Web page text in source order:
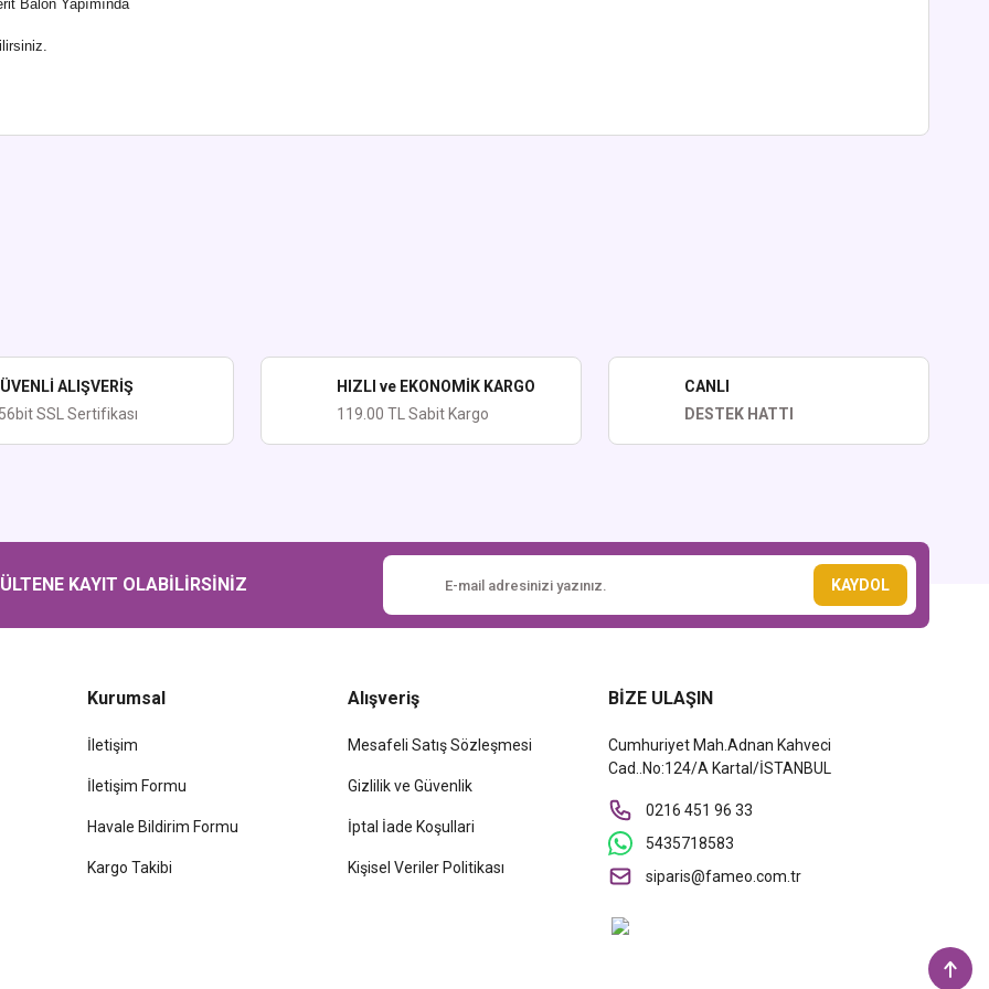
Balon Yapımında
ALIŞVERİŞ
SSL Sertifikası
HIZLI ve EKONOMİK KARGO
119.00 TL Sabit Kargo
CANLI
DESTEK HATTI
KAYIT OLABİLİRSİNİZ KAYDOL
Kurumsal
İletişim
İletişim Formu
Havale Bildirim Formu
Kargo Takibi
Alışveriş
Mesafeli Satış Sözleşmesi
Gizlilik ve Güvenlik
İptal İade Koşullari
Kişisel Veriler Politikası
BİZE ULAŞIN
Cumhuriyet Mah.Adnan Kahveci
Cad..No:124/A Kartal/İSTANBUL
0216 451 96 33
5435718583
siparis@fameo.com.tr